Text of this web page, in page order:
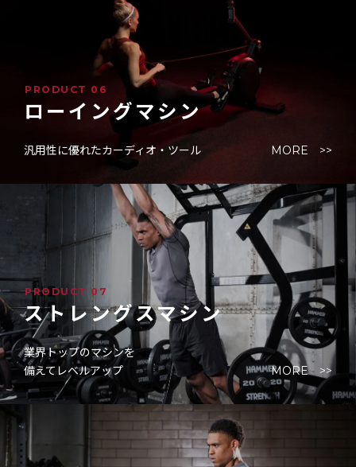
PRODUCT 06
ローイングマシン
汎用性に優れたカーディオ・ツール MORE >>
PRODUCT 07
ストレングスマシン
業界トップのマシンを
備えてレベルアップ
MORE >>